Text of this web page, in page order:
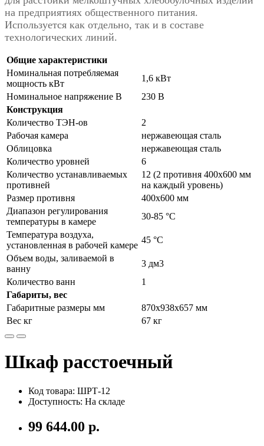
на предприятиях общественного питания.
Используется как отдельно, так и в составе
технологических линий.
Общие характеристики
Номинальная потребляемая
мощность кВт
1,6 кВт
Номинальное напряжение В
230 В
Конструкция
Количество ТЭН-ов
2
Рабочая камера
нержавеющая сталь
Облицовка
нержавеющая сталь
Количество уровней
6
Количество устанавливаемых
противней
12 (2 противня 400х600 мм
на каждый уровень)
Размер противня
400х600 мм
Диапазон регулирования
температуры в камере
30-85 °С
Температура воздуха,
установленная в рабочей камере
45 °С
Объем воды, заливаемой в
ванну
3 дм3
Количество ванн
1
Габариты, вес
Габаритные размеры мм
870х938х657 мм
Вес кг
67 кг
Шкаф расстоечный
Код товара: ШРТ-12
Доступность: На складе
99 644.00 р.